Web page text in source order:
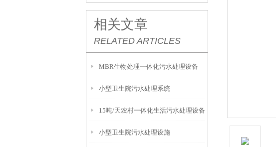
相关文章
RELATED ARTICLES
MBR生物处理一体化污水处理设备
小型卫生院污水处理系统
15吨/天农村一体化生活污水处理设备
小型卫生院污水处理设施